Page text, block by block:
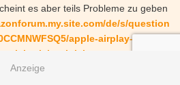
es aber teils Probleme zu geben
de/s/question
apple-airplay-
sich-nicht-aktivieren.